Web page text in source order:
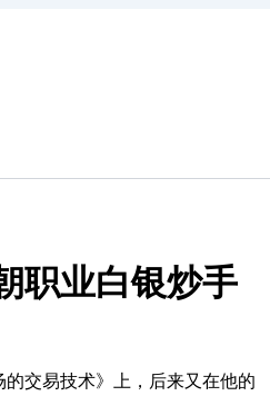
职业白银炒手
交易技术》上，后来又在他的